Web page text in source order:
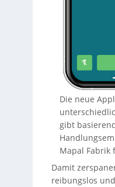
Die neue
gibt
Mapal Fabrik
Damit
reibungslos